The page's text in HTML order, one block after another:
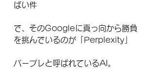
ばい件
で、そのGoogleに真っ向から勝負
を挑んでいるのが「Perplexity」
パープレと呼ばれているAI。